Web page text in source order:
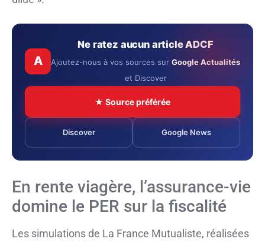
A
Ne ratez aucun article ADCF
Ajoutez-nous à vos sources sur Google Actualités
et Discover
★ Source préférée
Discover Google News
En rente viagère, l’assurance-vie
domine le PER sur la fiscalité
Les simulations de La France Mutualiste, réalisées